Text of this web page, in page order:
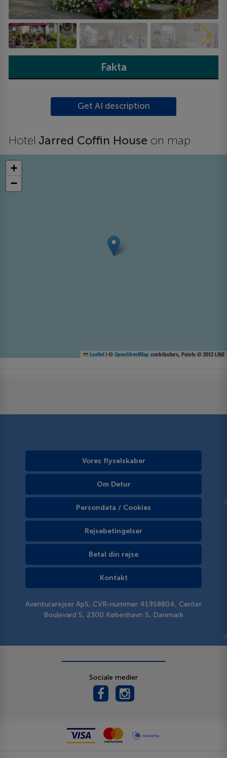
Fakta
Get AI description
Hotel Jarred Coffin House on map
+
−
Leaflet | © OpenStreetMap contributors, Points © 2012 LINZ
Vores flyselskaber
Om Detur
Persondata / Cookies
Rejsebetingelser
Betal din rejse
Kontakt
Aventurarejser ApS, CVR-nummer 41958804, Center
Boulevard 5, 2300 København S, Danmark
Sociale medier